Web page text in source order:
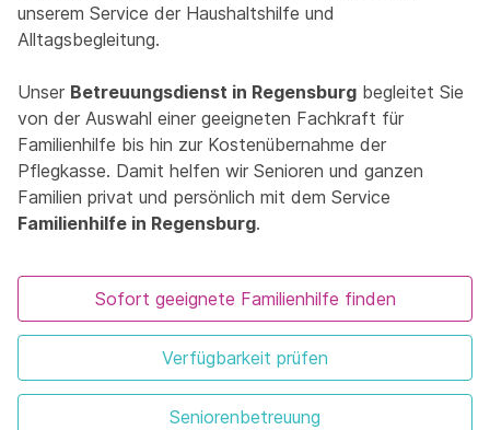
unserem Service der Haushaltshilfe und
Alltagsbegleitung.
Unser Betreuungsdienst in Regensburg begleitet Sie
von der Auswahl einer geeigneten Fachkraft für
Familienhilfe bis hin zur Kostenübernahme der
Pflegkasse. Damit helfen wir Senioren und ganzen
Familien privat und persönlich mit dem Service
Familienhilfe in Regensburg.
Sofort geeignete Familienhilfe finden
Verfügbarkeit prüfen
Seniorenbetreuung